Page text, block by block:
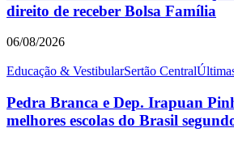
direito de receber Bolsa Família
06/08/2026
Educação & VestibularSertão Central
Pedra Branca e Dep. Irapuan
melhores escolas do Brasil